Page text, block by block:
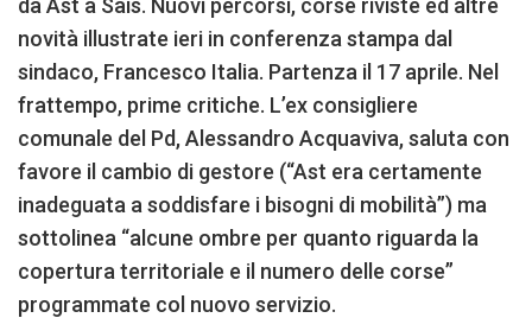
da Ast a Sais. Nuovi percorsi, corse riviste ed altre
novità illustrate ieri in conferenza stampa dal
sindaco, Francesco Italia. Partenza il 17 aprile. Nel
frattempo, prime critiche. L’ex consigliere
comunale del Pd, Alessandro Acquaviva, saluta con
favore il cambio di gestore (“Ast era certamente
inadeguata a soddisfare i bisogni di mobilità”) ma
sottolinea “alcune ombre per quanto riguarda la
copertura territoriale e il numero delle corse”
programmate col nuovo servizio.